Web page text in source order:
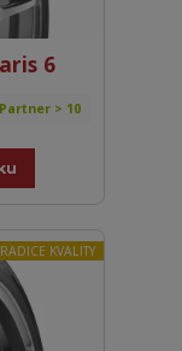
6
Partner > 10
KVALITY